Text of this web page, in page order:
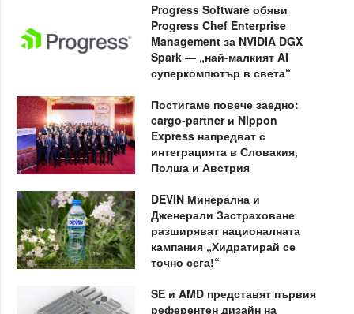
Progress Software обяви
Progress Chef Enterprise
Management за NVIDIA DGX
Spark — „най-малкият AI
суперкомпютър в света“
Постигаме повече заедно:
cargo-partner и Nippon
Express напредват с
интеграцията в Словакия,
Полша и Австрия
DEVIN Минерална и
Дженерали Застраховане
разширяват националната
кампания „Хидратирай се
точно сега!“
SE и AMD представят първия
референтен дизайн на